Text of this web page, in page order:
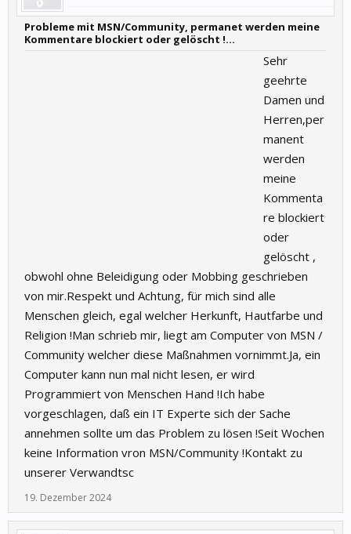
Probleme mit MSN/Community, permanet werden meine
Kommentare blockiert oder gelöscht !...
Sehr
geehrte
Damen und
Herren,per
manent
werden
meine
Kommenta
re blockiert
oder
gelöscht ,
obwohl ohne Beleidigung oder Mobbing geschrieben
von mir.Respekt und Achtung, für mich sind alle
Menschen gleich, egal welcher Herkunft, Hautfarbe und
Religion !Man schrieb mir, liegt am Computer von MSN /
Community welcher diese Maßnahmen vornimmt.Ja, ein
Computer kann nun mal nicht lesen, er wird
Programmiert von Menschen Hand !Ich habe
vorgeschlagen, daß ein IT Experte sich der Sache
annehmen sollte um das Problem zu lösen !Seit Wochen
keine Information vron MSN/Community !Kontakt zu
unserer Verwandtsc
19. Dezember 2024